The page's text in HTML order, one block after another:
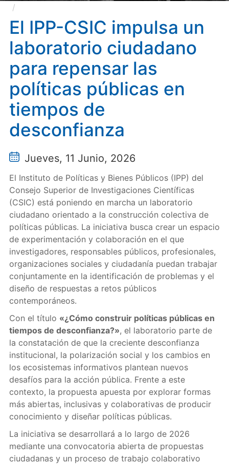
repensar las políticas públicas en tiempos de
desconfianza
El IPP-CSIC impulsa un
laboratorio ciudadano
para repensar las
políticas públicas en
tiempos de
desconfianza
Jueves, 11 Junio, 2026
El Instituto de Políticas y Bienes Públicos (IPP) del
Consejo Superior de Investigaciones Científicas
(CSIC) está poniendo en marcha un laboratorio
ciudadano orientado a la construcción colectiva de
políticas públicas. La iniciativa busca crear un espacio
de experimentación y colaboración en el que
investigadores, responsables públicos, profesionales,
organizaciones sociales y ciudadanía puedan trabajar
conjuntamente en la identificación de problemas y el
diseño de respuestas a retos públicos
contemporáneos.
Con el título «¿Cómo construir políticas públicas en
tiempos de desconfianza?», el laboratorio parte de
la constatación de que la creciente desconfianza
institucional, la polarización social y los cambios en
los ecosistemas informativos plantean nuevos
desafíos para la acción pública. Frente a este
contexto, la propuesta apuesta por explorar formas
más abiertas, inclusivas y colaborativas de producir
conocimiento y diseñar políticas públicas.
La iniciativa se desarrollará a lo largo de 2026
mediante una convocatoria abierta de propuestas
ciudadanas y un proceso de trabajo colaborativo